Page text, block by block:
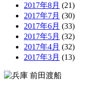
2017年8月 (21)
2017年7月 (30)
2017年6月 (33)
2017年5月 (32)
2017年4月 (32)
2017年3月 (13)